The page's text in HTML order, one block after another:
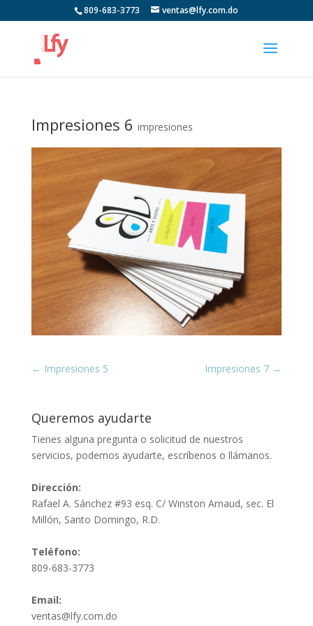
809-683-3773 ventas@lfy.com.do
Impresiones 6 impresiones
← Impresiones 5 Impresiones 7 →
Queremos ayudarte
Tienes alguna pregunta o solicitud de nuestros
servicios, podemos ayudarte, escríbenos o llámanos.
Dirección:
Rafael A. Sánchez #93 esq. C/ Winston Arnaud, sec. El
Millón, Santo Domingo, R.D.
Teléfono:
809-683-3773
Email:
ventas@lfy.com.do